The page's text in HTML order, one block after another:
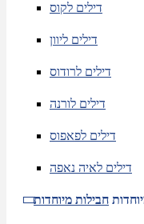
דילים לקוס
דילים ליוון
דילים לרודוס
דילים לורנה
דילים לפאפוס
דילים לאיה נאפה
חבילות מיוחדות